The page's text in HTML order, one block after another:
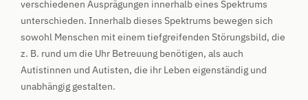
verschiedenen Ausprägungen innerhalb eines Spektrums
unterschieden. Innerhalb dieses Spektrums bewegen sich
sowohl Menschen mit einem tiefgreifenden Störungsbild, die
z. B. rund um die Uhr Betreuung benötigen, als auch
Autistinnen und Autisten, die ihr Leben eigenständig und
unabhängig gestalten.